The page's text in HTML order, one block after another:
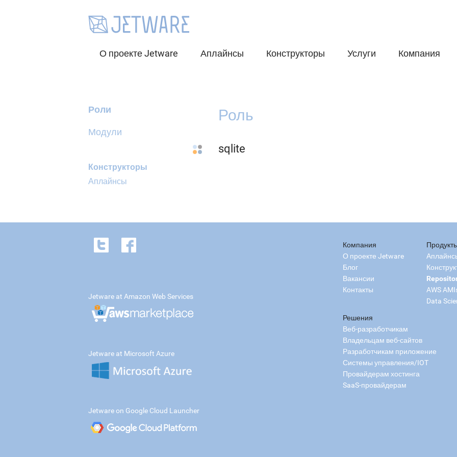
О проекте Jetware Аплайнсы Конструкторы Услуги Компания
Роли
Модули
Конструкторы
Аплайнсы
Роль
sqlite
Компания
О проекте Jetware
Блог
Вакансии
Контакты
AWS
Data
Решения
Веб-разработчикам
Владельцам веб-сайтов
Разработчикам приложение
Системы управления/IOT
Провайдерам хостинга
SaaS-провайдерам
Jetware at Amazon Web Services
Jetware at Microsoft Azure
Jetware on Google Cloud Launcher